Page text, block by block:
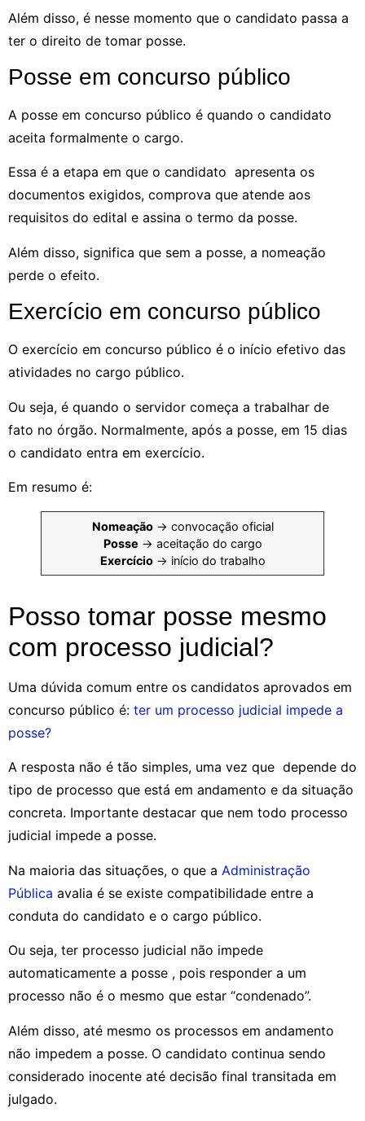
Além disso, é nesse momento que o candidato passa a
ter o direito de tomar posse.
Posse em concurso público
A posse em concurso público é quando o candidato
aceita formalmente o cargo.
Essa é a etapa em que o candidato apresenta os
documentos exigidos, comprova que atende aos
requisitos do edital e assina o termo da posse.
Além disso, significa que sem a posse, a nomeação
perde o efeito.
Exercício em concurso público
O exercício em concurso público é o início efetivo das
atividades no cargo público.
Ou seja, é quando o servidor começa a trabalhar de
fato no órgão. Normalmente, após a posse, em 15 dias
o candidato entra em exercício.
Em resumo é:
Nomeação→ convocação oficial
Posse → aceitação do cargo
Exercício→ início do trabalho
Posso tomar posse mesmo
com processo judicial?
Uma dúvida comum entre os candidatos aprovados em
concurso público é: ter um processo judicial impede a
posse?
A resposta não é tão simples, uma vez que depende do
tipo de processo que está em andamento e da situação
concreta. Importante destacar que nem todo processo
judicial impede a posse.
Na maioria das situações, o que a Administração
Pública avalia é se existe compatibilidade entre a
conduta do candidato e o cargo público.
Ou seja, ter processo judicial não impede
automaticamente a posse , pois responder a um
processo não é o mesmo que estar “condenado”.
Além disso, até mesmo os processos em andamento
não impedem a posse. O candidato continua sendo
considerado inocente até decisão final transitada em
julgado.